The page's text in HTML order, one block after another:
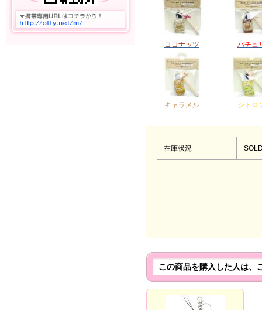
ココナッツ パチュ
キャラメル シトロ
在庫状況
この商品を購入した人は、